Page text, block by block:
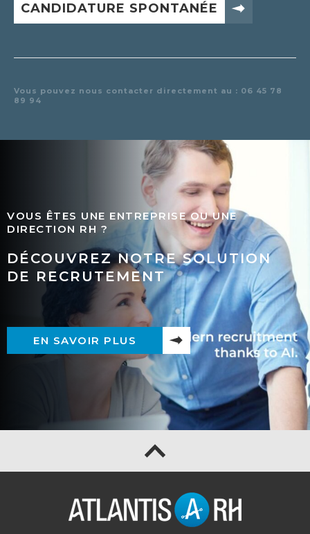
CANDIDATURE SPONTANÉE
Vous pouvez nous contacter directement au : 06 45 78
89 94
VOUS ÊTES UNE ENTREPRISE OU UNE
DIRECTION RH ?
DÉCOUVREZ NOTRE SOLUTION
DE RECRUTEMENT
EN SAVOIR PLUS